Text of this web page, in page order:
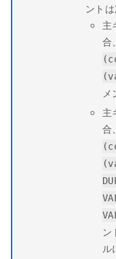
ント
主
合、
主
合、
ン
ル